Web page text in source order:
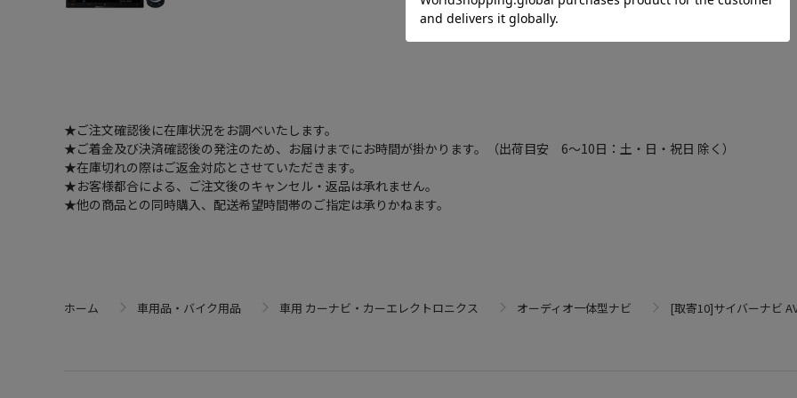
★ご注文確認後に在庫状況をお調べいたします。
★ご着金及び決済確認後の発注のため、お届けまでにお時間が掛かります。（出荷目安 6～10日：土・日・祝日 除く）
★在庫切れの際はご返金対応とさせていただきます。
★お客様都合による、ご注文後のキャンセル・返品は承れません。
★他の商品との同時購入、配送希望時間帯のご指定は承りかねます。
ホーム 車用品・バイク用品 車用 カーナビ・カーエレクトロニクス オーディオ一体型ナビ [取寄10]サイバーナビ